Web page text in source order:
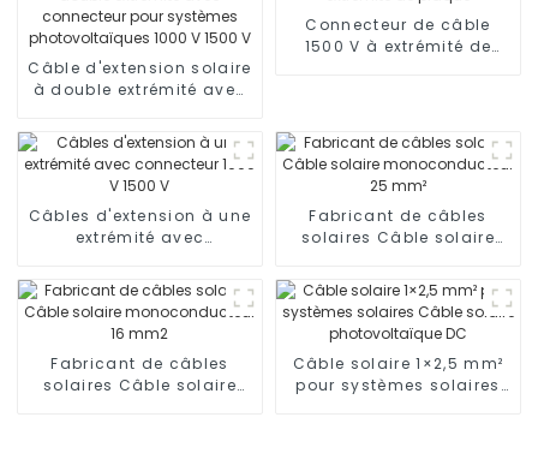
Câble d'extension solaire
à double extrémité avec
systèmes
photovoltaïques 1000 V
1500 V
Connecteur de câble
1500 V à extrémité de
Câbles d'extension à une
extrémité avec
Fabricant de câbles
solaires Câble solaire
Fabricant de câbles
solaires Câble solaire
Câble solaire 1×2,5 mm²
pour systèmes solaires